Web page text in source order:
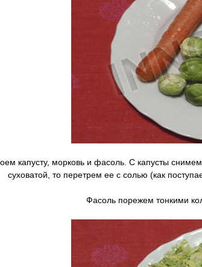
капусту, морковь и фасоль. С капусты
суховатой, то перетрем ее с солью (как
Фасоль порежем тонкими